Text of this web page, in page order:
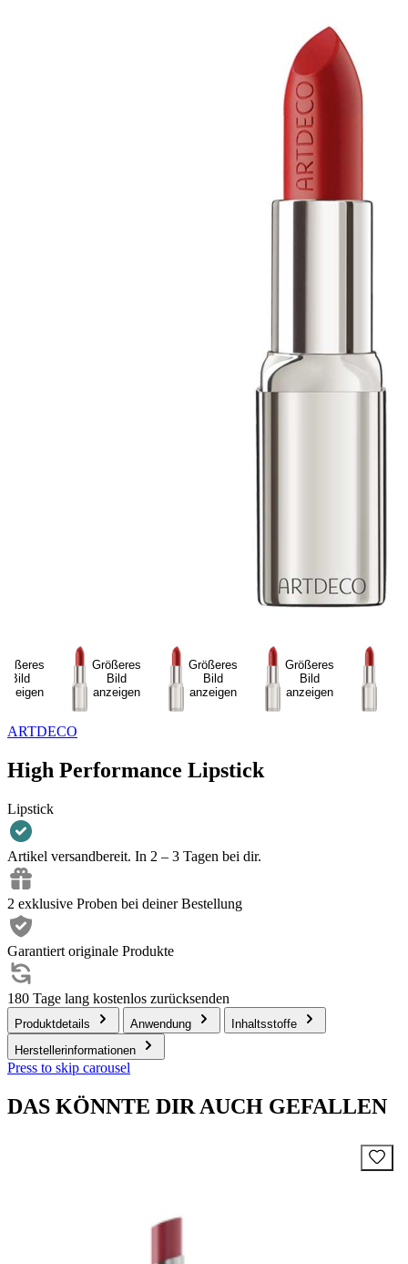
Bild
Größeres
Bild
anzeigen
Größeres
Bild
anzeigen
Größeres
Bild
anzeigen
ARTDECO
High Performance Lipstick
Lipstick
Artikel versandbereit. In 2 – 3 Tagen bei dir.
2 exklusive Proben bei deiner Bestellung
Garantiert originale Produkte
180 Tage lang kostenlos zurücksenden
Produktdetails Anwendung
Inhaltsstoffe
Herstellerinformationen
Press to skip carousel
DAS KÖNNTE DIR AUCH GEFALLEN